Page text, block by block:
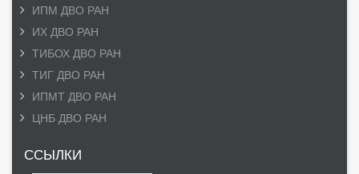
ИПМ ДВО РАН
ИХ ДВО РАН
ТИБОХ ДВО РАН
ТИГ ДВО РАН
ИПМТ ДВО РАН
ЦНБ ДВО РАН
ССЫЛКИ